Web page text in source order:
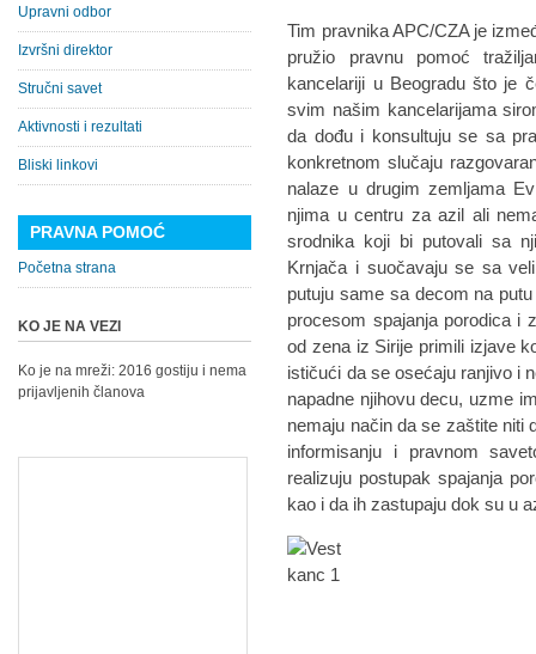
Tim pravnika APC/CZA je
pružio pravnu pomoć
kancelariji u Beogradu što je
svim našim kancelarijama
da dođu i konsultuju se sa
konkretnom slučaju
nalaze u drugim zemljama
njima u centru za azil ali
srodnika koji bi putovali sa
Krnjača i suočavaju se sa
putuju same sa decom na
procesom spajanja porodica i
od zena iz Sirije primili izjave
ističući da se osećaju ranjivo i
napadne njihovu decu, uzme
nemaju način da se zaštite niti
informisanju i pravnom
realizuju postupak spajanja
kao i da ih zastupaju dok su u
Upravni odbor
Izvršni direktor
Stručni savet
Aktivnosti i rezultati
Bliski linkovi
PRAVNA POMOĆ
Početna strana
KO JE NA VEZI
Ko je na mreži: 2016 gostiju i nema
prijavljenih članova